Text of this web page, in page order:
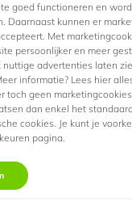
van kostbaar hout
tot:
goed functioneren en
Daarnaast kunnen er
Met
persoonlijker en meer
nuttige advertenties laten
informatie? Lees hier
toch geen
dan enkel het
cookies. Je kunt je
pagina.